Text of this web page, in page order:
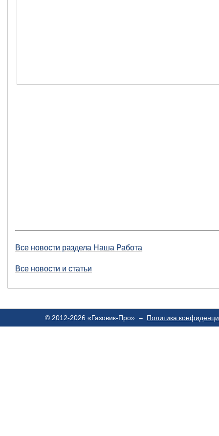
Все новости раздела Наша Работа
Все новости и статьи
© 2012-2026 «Газовик-Про» – Политика